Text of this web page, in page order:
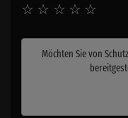
☆
☆
☆
☆
☆
Möchten Sie von